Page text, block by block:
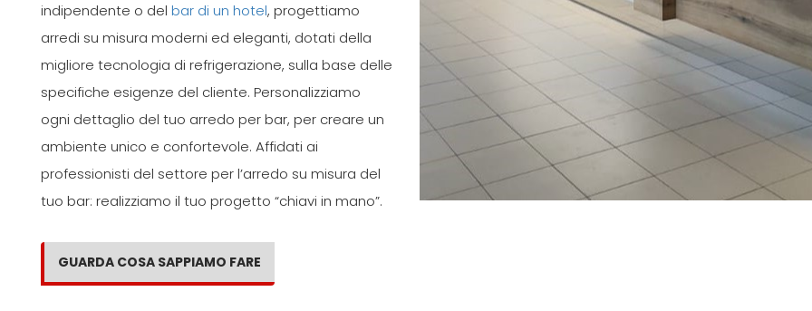
indipendente o del bar di un hotel, progettiamo
arredi su misura moderni ed eleganti, dotati della
migliore tecnologia di refrigerazione, sulla base delle
specifiche esigenze del cliente. Personalizziamo
ogni dettaglio del tuo arredo per bar, per creare un
ambiente unico e confortevole. Affidati ai
professionisti del settore per l’arredo su misura del
tuo bar: realizziamo il tuo progetto “chiavi in mano”.
GUARDA COSA SAPPIAMO FARE